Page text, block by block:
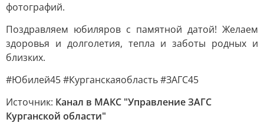
фотографий.
Поздравляем юбиляров с памятной датой! Желаем
здоровья и долголетия, тепла и заботы родных и
близких.
#Юбилей45 #Курганскаяобласть #ЗАГС45
Источник: Канал в МАКС "Управление ЗАГС
Курганской области"